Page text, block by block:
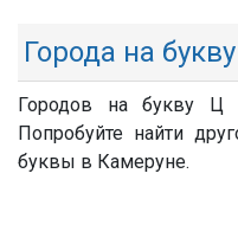
Города на
Городов на букву Ц
Попробуйте найти
буквы в Камеруне.